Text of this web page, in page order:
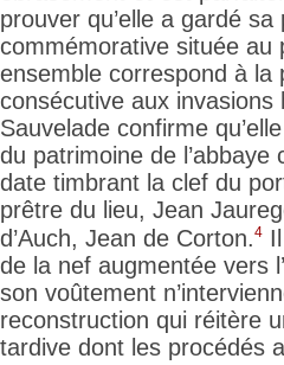
prouver qu’elle a gardé
commémorative située au
ensemble correspond à la
consécutive aux invasions
Sauvelade confirme
du patrimoine de l’abbaye
date timbrant la clef du
prêtre du lieu, Jean
d’Auch, Jean de Corton.4
de la nef augmentée vers
son voûtement
reconstruction qui réitère
tardive dont les procédés